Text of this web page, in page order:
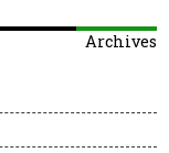
Archives